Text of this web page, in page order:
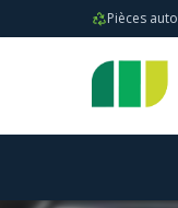
Pièces